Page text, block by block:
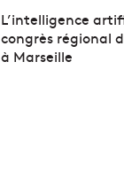
L’intelligence
congrès régional
à Marseille